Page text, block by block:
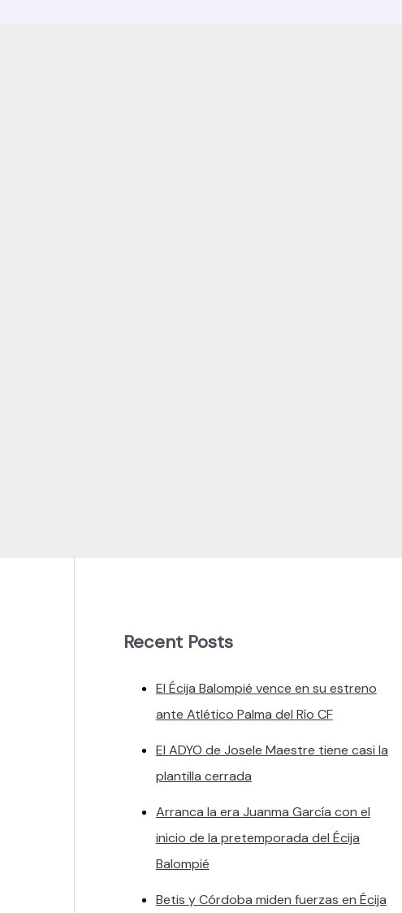
Recent Posts
El Écija Balompié vence en su estreno
ante Atlético Palma del Río CF
El ADYO de Josele Maestre tiene casi la
plantilla cerrada
Arranca la era Juanma García con el
inicio de la pretemporada del Écija
Balompié
Betis y Córdoba miden fuerzas en Écija